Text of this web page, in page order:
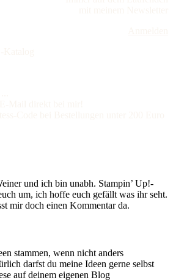
und ich bin unabh. Stampin’ Up!-
um, ich hoffe euch gefällt was ihr seht.
mir doch einen Kommentar da.
stammen, wenn nicht anders
darfst du meine Ideen gerne selbst
auf deinem eigenen Blog